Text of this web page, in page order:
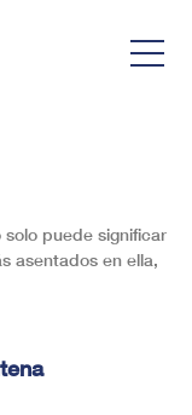
puede significar
asentados en ella,